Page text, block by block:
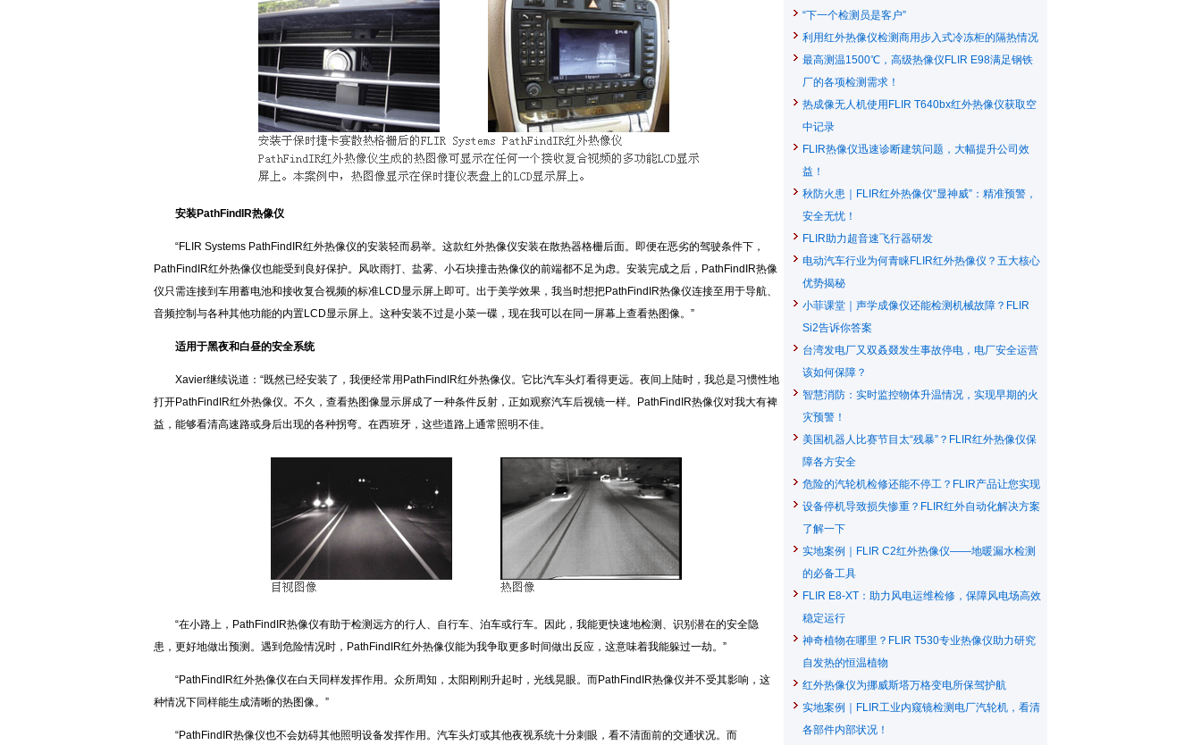
安装PathFindIR热像仪
“FLIR Systems PathFindIR红外热像仪的安装轻而易举。这款红外热像仪安装在散热器格栅后面。即便在恶劣的驾驶条件下，
PathFindIR红外热像仪也能受到良好保护。风吹雨打、盐雾、小石块撞击热像仪的前端都不足为虑。安装完成之后，PathFindIR热像
仪只需连接到车用蓄电池和接收复合视频的标准LCD显示屏上即可。出于美学效果，我当时想把PathFindIR热像仪连接至用于导航、
音频控制与各种其他功能的内置LCD显示屏上。这种安装不过是小菜一碟，现在我可以在同一屏幕上查看热图像。”
适用于黑夜和白昼的安全系统
Xavier继续说道：“既然已经安装了，我便经常用PathFindIR红外热像仪。它比汽车头灯看得更远。夜间上陆时，我总是习惯性地
打开PathFindIR红外热像仪。不久，查看热图像显示屏成了一种条件反射，正如观察汽车后视镜一样。PathFindIR热像仪对我大有裨
益，能够看清高速路或身后出现的各种拐弯。在西班牙，这些道路上通常照明不佳。
“在小路上，PathFindIR热像仪有助于检测远方的行人、自行车、泊车或行车。因此，我能更快速地检测、识别潜在的安全隐
患，更好地做出预测。遇到危险情况时，PathFindIR红外热像仪能为我争取更多时间做出反应，这意味着我能躲过一劫。”
“PathFindIR红外热像仪在白天同样发挥作用。众所周知，太阳刚刚升起时，光线晃眼。而PathFindIR热像仪并不受其影响，这
种情况下同样能生成清晰的热图像。”
“PathFindIR热像仪也不会妨碍其他照明设备发挥作用。汽车头灯或其他夜视系统十分刺眼，看不清面前的交通状况。而
“下一个检测员是客户”
利用红外热像仪检测商用步入式冷冻柜的隔热情况
最高测温1500℃，高级热像仪FLIR E98满足钢铁
厂的各项检测需求！
热成像无人机使用FLIR T640bx红外热像仪获取空
中记录
FLIR热像仪迅速诊断建筑问题，大幅提升公司效
益！
秋防火患｜FLIR红外热像仪“显神威”：精准预警，
安全无忧！
FLIR助力超音速飞行器研发
电动汽车行业为何青睐FLIR红外热像仪？五大核心
优势揭秘
小菲课堂｜声学成像仪还能检测机械故障？FLIR
Si2告诉你答案
台湾发电厂又双叒叕发生事故停电，电厂安全运营
该如何保障？
智慧消防：实时监控物体升温情况，实现早期的火
灾预警！
美国机器人比赛节目太“残暴”？FLIR红外热像仪保
障各方安全
危险的汽轮机检修还能不停工？FLIR产品让您实现
设备停机导致损失惨重？FLIR红外自动化解决方案
了解一下
实地案例｜FLIR C2红外热像仪——地暖漏水检测
的必备工具
FLIR E8-XT：助力风电运维检修，保障风电场高效
稳定运行
神奇植物在哪里？FLIR T530专业热像仪助力研究
自发热的恒温植物
红外热像仪为挪威斯塔万格变电所保驾护航
实地案例｜FLIR工业内窥镜检测电厂汽轮机，看清
各部件内部状况！